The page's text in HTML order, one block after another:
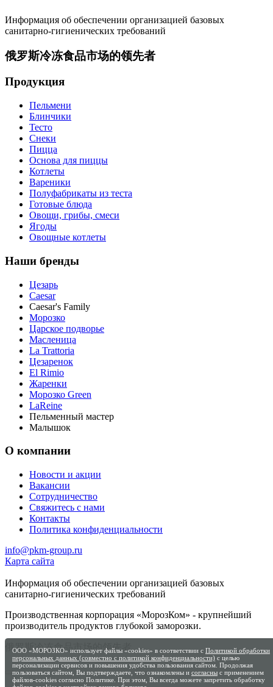
Информация об обеспечении организацией базовых
санитарно-гигиенических требований
俄罗斯冷冻食品市场的领先者
Продукция
Пельмени
Блинчики
Тесто
Снеки
Пицца
Основа для пиццы
Котлеты
Вареники
Полуфабрикаты из теста
Готовые блюда
Овощи, грибы, смеси
Ягоды
Овощные котлеты
Наши бренды
Цезарь
Caesar
Caesar's Family
Морозко
Царское подворье
Масленица
La Trattoria
Цезаренок
El Rimio
Жаренки
Морозко Green
LaReine
Пельменный мастер
Малышок
О компании
Новости и акции
Вакансии
Сотрудничество
Свяжитесь с нами
Контакты
Политика конфиденциальности
info@pkm-group.ru
Карта сайта
Информация об обеспечении организацией базовых
санитарно-гигиенических требований
Производственная корпорация «МорозКом» - крупнейший
производитель продуктов глубокой заморозки.
俄罗斯冷冻食品市场的领先者
ООО «МОРОЗКО» использует файлы «cookies» в соответствии с Политикой обработки
персональных данных (совместно с политикой конфиденциальности) с целью
персонализации сервисов и повышения удобства пользования сайтом. Продолжая
пользоваться сайтом, Вы подтверждаете, что ознакомлены и согласны с применением
файлов-cookies согласно Политике. При этом, Вы всегда можете запретить обработку